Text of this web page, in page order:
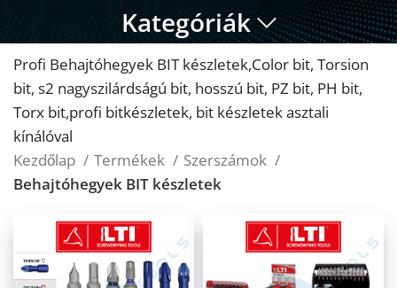
Kategóriák
Profi Behajtóhegyek BIT készletek,Color bit, Torsion
bit, s2 nagyszilárdságú bit, hosszú bit, PZ bit, PH bit,
Torx bit,profi bitkészletek, bit készletek asztali
kínálóval
Kezdőlap
Termékek
Szerszámok
Behajtóhegyek BIT készletek